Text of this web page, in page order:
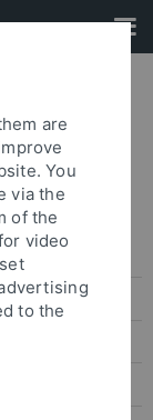
are
You
via the
of the
video
to the